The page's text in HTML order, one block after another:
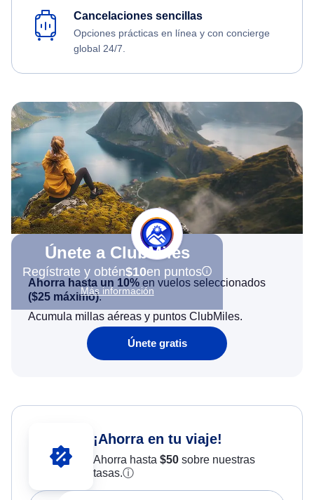
Cancelaciones sencillas
Opciones prácticas en línea y con concierge
global 24/7.
Únete a ClubMiles
Regístrate y obtén$10en puntos
Más información
Ahorra hasta un 10% en vuelos seleccionados
($25 máximo).
Acumula millas aéreas y puntos ClubMiles.
Únete gratis
¡Ahorra en tu viaje!
Ahorra hasta $50sobre nuestras
tasas.ⓘ